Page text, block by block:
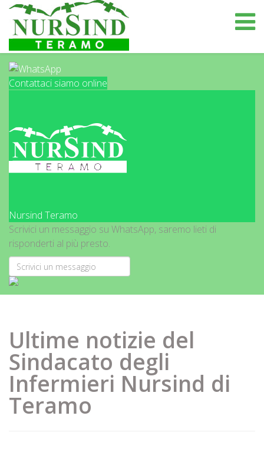
Contattaci siamo online
Nursind Teramo
Scrivici un messaggio su WhatsApp, saremo lieti di
risponderti al più presto.
Ultime notizie del
Sindacato degli
Infermieri Nursind di
Teramo